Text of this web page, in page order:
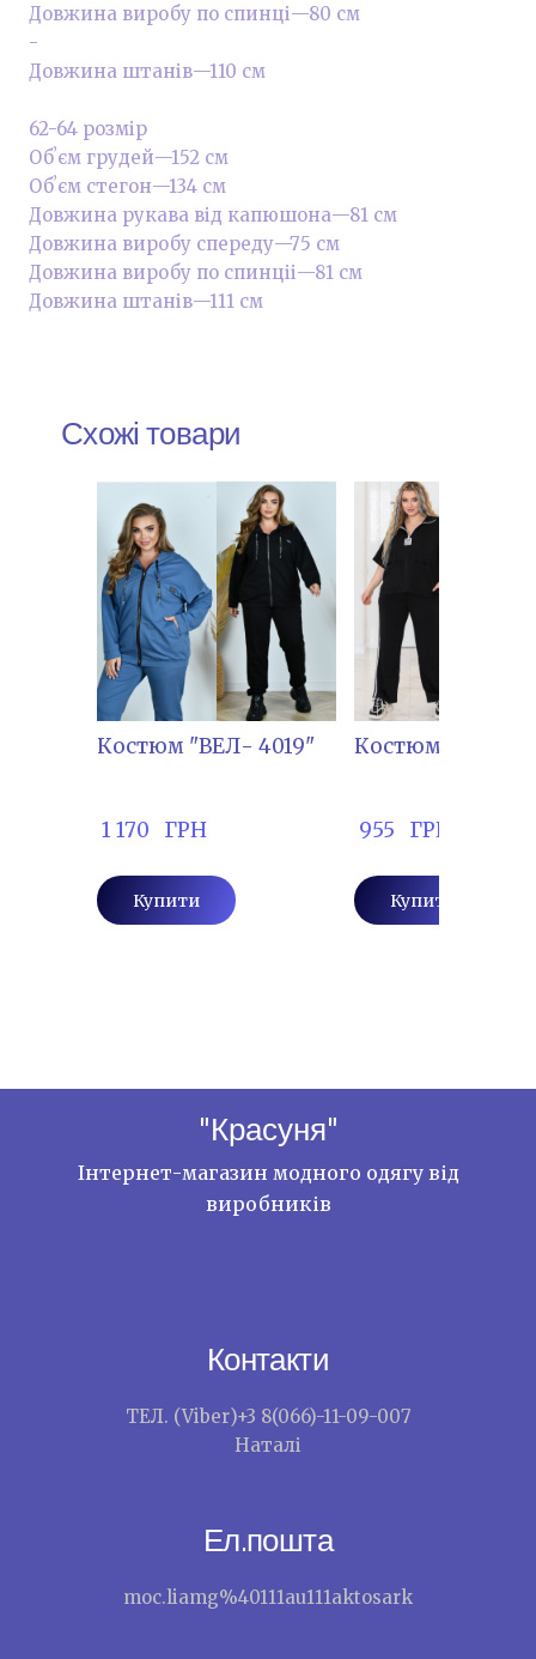
Довжина виробу по спинці—80 см
-
Довжина штанів—110 см
62-64 розмір
Обʼєм грудей—152 см
Обʼєм стегон—134 см
Довжина рукава від капюшона—81 см
Довжина виробу спереду—75 см
Довжина виробу по спинціі—81 см
Довжина штанів—111 см
Схожі товари
Костюм "ВЕЛ- 4019"
1 170   ГРН
Купити
Костюм "ОС-
955   ГРН
Купити
"Красуня"
Інтернет-магазин модного одягу від
виробників
Контакти
ТЕЛ. (Viber)+3 8(066)-11-09-007
Наталі
Ел.пошта
moc.liamg%40111au111aktosark